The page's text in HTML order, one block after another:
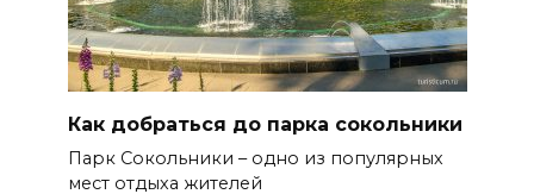
Как добраться до парка сокольники
Парк Сокольники – одно из популярных
мест отдыха жителей